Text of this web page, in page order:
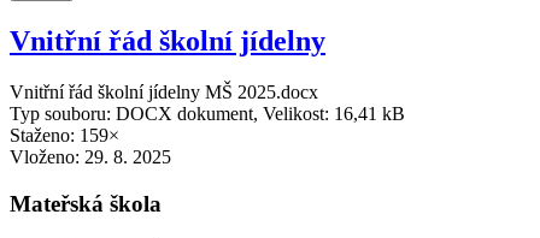
Vnitřní řád školní jídelny
Vnitřní řád školní jídelny MŠ 2025.docx
Typ souboru: DOCX dokument, Velikost: 16,41 kB
Staženo: 159×
Vloženo: 29. 8. 2025
Mateřská škola